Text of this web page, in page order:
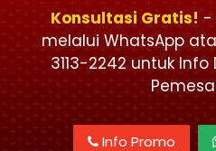
Konsultasi Gratis! -
melalui WhatsApp
3113-2242 untuk Info
Info Promo